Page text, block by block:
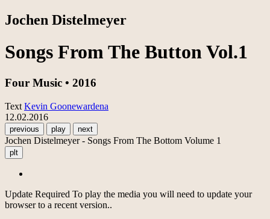
Jochen Distelmeyer
Songs From The Button Vol.1
Four Music • 2016
Text Kevin Goonewardena
12.02.2016
previous play next
Jochen Distelmeyer - Songs From The Bottom Volume 1
plt
Update Required To play the media you will need to update your
browser to a recent version..